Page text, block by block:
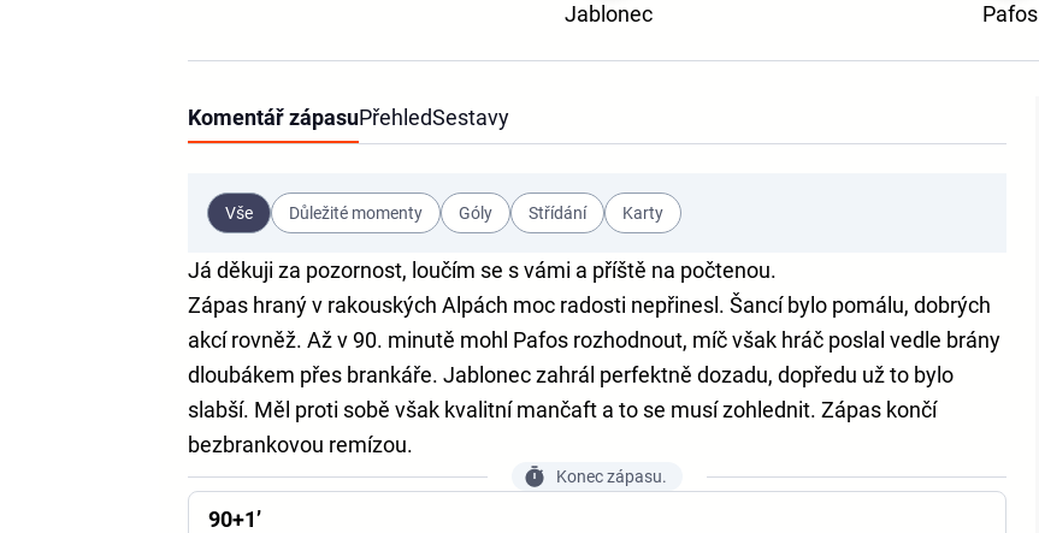
Jablonec Pafos
Komentář zápasuPřehledSestavy
Vše Důležité momenty Góly Střídání Karty
Já děkuji za pozornost, loučím se s vámi a příště na počtenou.
Zápas hraný v rakouských Alpách moc radosti nepřinesl. Šancí bylo pomálu, dobrých
akcí rovněž. Až v 90. minutě mohl Pafos rozhodnout, míč však hráč poslal vedle brány
dloubákem přes brankáře. Jablonec zahrál perfektně dozadu, dopředu už to bylo
slabší. Měl proti sobě však kvalitní mančaft a to se musí zohlednit. Zápas končí
bezbrankovou remízou.
Konec zápasu.
90+1’